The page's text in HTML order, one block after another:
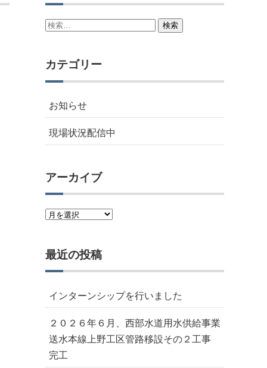
検
カテゴリー
お知らせ
現場状況配信中
アーカイブ
ア
イ
最近の投稿
インターンシップを行いました
２０２６年６月、西部水道用水供給事業
送水本線上野工区管路移設その２工事
完工